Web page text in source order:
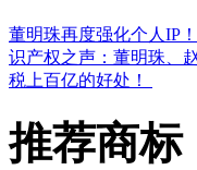
董明珠再度强化个人IP
识产权之声：董明珠、
税上百亿的好处！
推荐商标